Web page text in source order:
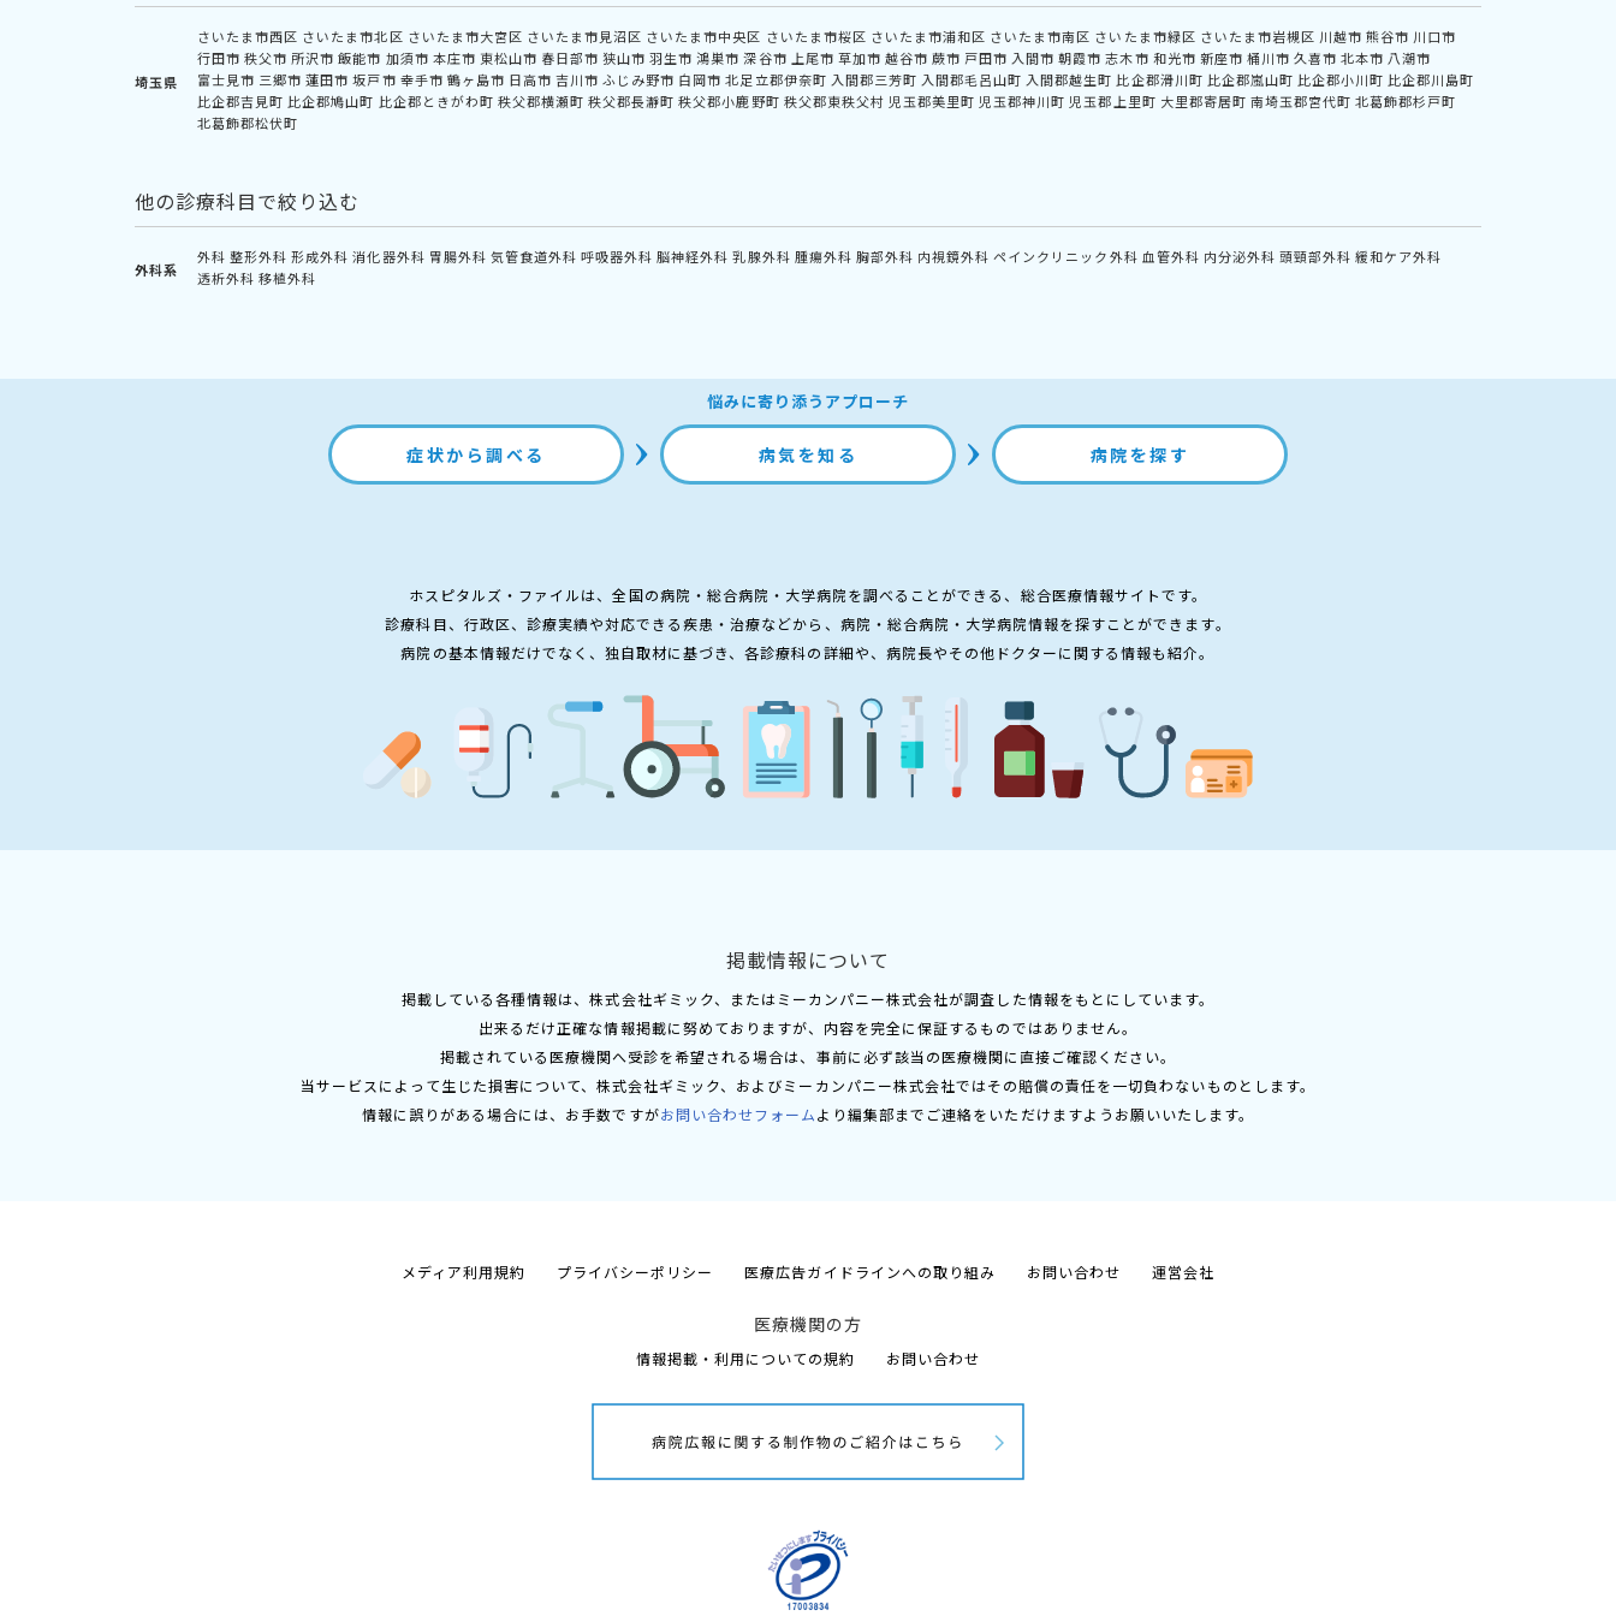
埼玉県
さいたま市西区 さいたま市北区 さいたま市大宮区 さいたま市見沼区 さいたま市中央区 さいたま市桜区 さいたま市浦和区 さいたま市南区 さいたま市緑区 さいたま市岩槻区 川越市 熊谷市 川口市
行田市 秩父市 所沢市 飯能市 加須市 本庄市 東松山市 春日部市 狭山市 羽生市 鴻巣市 深谷市 上尾市 草加市 越谷市 蕨市 戸田市 入間市 朝霞市 志木市 和光市 新座市 桶川市 久喜市 北本市 八潮市
富士見市 三郷市 蓮田市 坂戸市 幸手市 鶴ヶ島市 日高市 吉川市 ふじみ野市 白岡市 北足立郡伊奈町 入間郡三芳町 入間郡毛呂山町 入間郡越生町 比企郡滑川町 比企郡嵐山町 比企郡小川町 比企郡川島町
比企郡吉見町 比企郡鳩山町 比企郡ときがわ町 秩父郡横瀬町 秩父郡長瀞町 秩父郡小鹿野町 秩父郡東秩父村 児玉郡美里町 児玉郡神川町 児玉郡上里町 大里郡寄居町 南埼玉郡宮代町 北葛飾郡杉戸町
北葛飾郡松伏町
他の診療科目で絞り込む
外科系
外科 整形外科 形成外科 消化器外科 胃腸外科 気管食道外科 呼吸器外科 脳神経外科 乳腺外科 腫瘍外科 胸部外科 内視鏡外科 ペインクリニック外科 血管外科 内分泌外科 頭頸部外科 緩和ケア外科
透析外科 移植外科
悩みに寄り添うアプローチ
症状から調べる 病気を知る 病院を探す
ホスピタルズ・ファイルは、全国の病院・総合病院・大学病院を調べることができる、総合医療情報サイトです。
診療科目、行政区、診療実績や対応できる疾患・治療などから、病院・総合病院・大学病院情報を探すことができます。
病院の基本情報だけでなく、独自取材に基づき、各診療科の詳細や、病院長やその他ドクターに関する情報も紹介。
掲載情報について
掲載している各種情報は、株式会社ギミック、またはミーカンパニー株式会社が調査した情報をもとにしています。
出来るだけ正確な情報掲載に努めておりますが、内容を完全に保証するものではありません。
掲載されている医療機関へ受診を希望される場合は、事前に必ず該当の医療機関に直接ご確認ください。
当サービスによって生じた損害について、株式会社ギミック、およびミーカンパニー株式会社ではその賠償の責任を一切負わないものとします。
情報に誤りがある場合には、お手数ですがお問い合わせフォームより編集部までご連絡をいただけますようお願いいたします。
メディア利用規約 プライバシーポリシー 医療広告ガイドラインへの取り組み お問い合わせ 運営会社
医療機関の方
情報掲載・利用についての規約 お問い合わせ